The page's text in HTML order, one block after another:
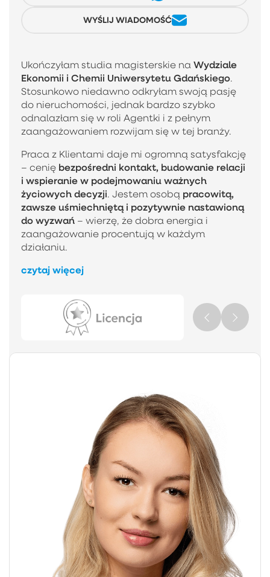
WYŚLIJ WIADOMOŚĆ
Ukończyłam studia magisterskie na Wydziale
Ekonomii i Chemii Uniwersytetu Gdańskiego.
Stosunkowo niedawno odkryłam swoją pasję
do nieruchomości, jednak bardzo szybko
odnalazłam się w roli Agentki i z pełnym
zaangażowaniem rozwijam się w tej branży.
Praca z Klientami daje mi ogromną satysfakcję
– cenię bezpośredni kontakt, budowanie relacji
i wspieranie w podejmowaniu ważnych
życiowych decyzji. Jestem osobą pracowitą,
zawsze uśmiechniętą i pozytywnie nastawioną
do wyzwań – wierzę, że dobra energia i
zaangażowanie procentują w każdym
działaniu.
czytaj więcej